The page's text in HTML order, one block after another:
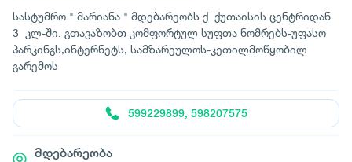
სასტუმრო " მარიანა " მდებარეობს ქ. ქუთაისის ცენტრიდან
3 კლ-ში. გთავაზობთ კომფორტულ სუფთა ნომრებს-უფასო
პარკინგს,ინტერნეტს, სამზარეულოს-კეთილმოწყობილ
გარემოს
599229899, 598207575
მდებარეობა